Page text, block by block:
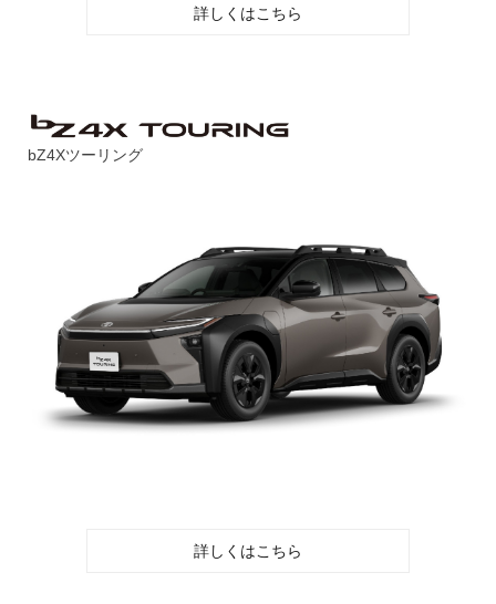
詳しくはこちら
bZ4Xツーリング
詳しくはこちら